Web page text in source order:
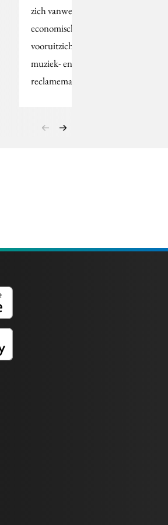
zich vanwege de slechte
economische
vooruitzichten in de
muziek- en online
reclamemarkt…